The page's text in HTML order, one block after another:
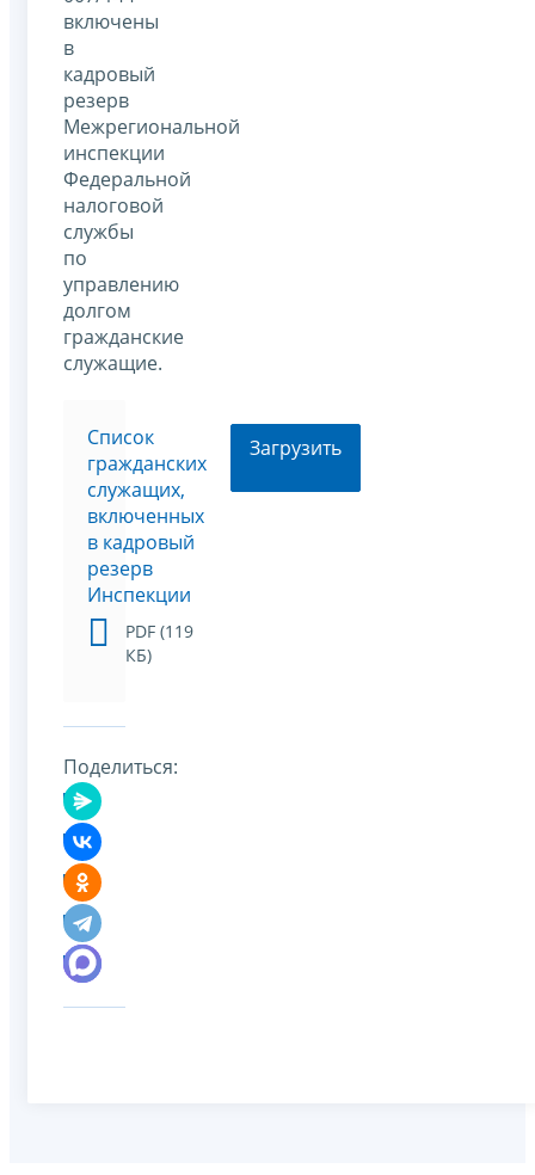
включены
в
кадровый
резерв
Межрегиональной
инспекции
Федеральной
налоговой
службы
по
управлению
долгом
гражданские
служащие.
Список
гражданских
служащих,
включенных
в кадровый
резерв
Инспекции
PDF (119
КБ)
Загрузить
Поделиться: